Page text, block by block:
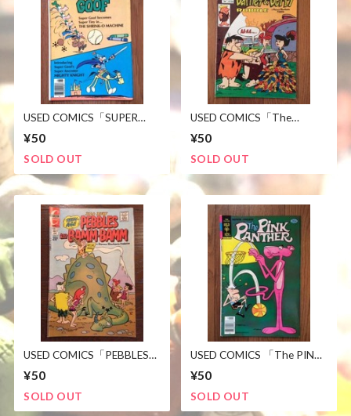
USED COMICS「SUPER
GOOF」WALT DISNEY グー
フィー
¥50
SOLD OUT
USED COMICS「The
FLINTSTONES NEIGHBORS
Barney&Betty」
¥50
SOLD OUT
USED COMICS「PEBBLES
AND BAMM-BAMM」
¥50
SOLD OUT
USED COMICS 「The PINK
PANTHER」ピンクパンサー
¥50
SOLD OUT